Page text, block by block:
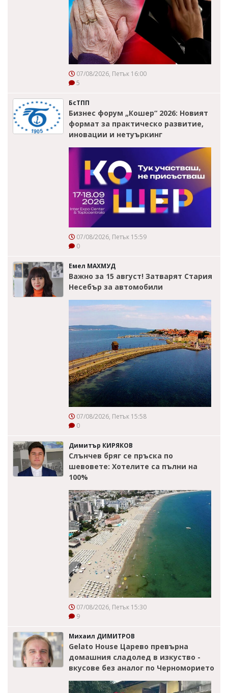
07/08/2026, Петък 16:00
5
БсТПП
Бизнес форум „Кошер“ 2026: Новият
формат за практическо развитие,
иновации и нетуъркинг
07/08/2026, Петък 15:59
0
Емел МАХМУД
Важно за 15 август! Затварят Стария
Несебър за автомобили
07/08/2026, Петък 15:58
0
Димитър КИРЯКОВ
Слънчев бряг се пръска по
шевовете: Хотелите са пълни на
100%
07/08/2026, Петък 15:30
9
Михаил ДИМИТРОВ
Gelato House Царево превърна
домашния сладолед в изкуство -
вкусове без аналог по Черноморието